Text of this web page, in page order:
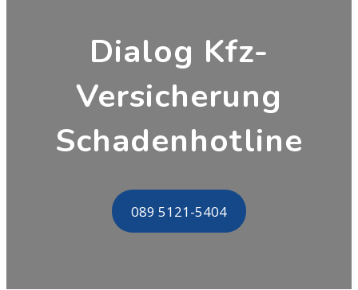
Dialog Kfz-
Versicherung
Schadenhotline
089 5121-5404